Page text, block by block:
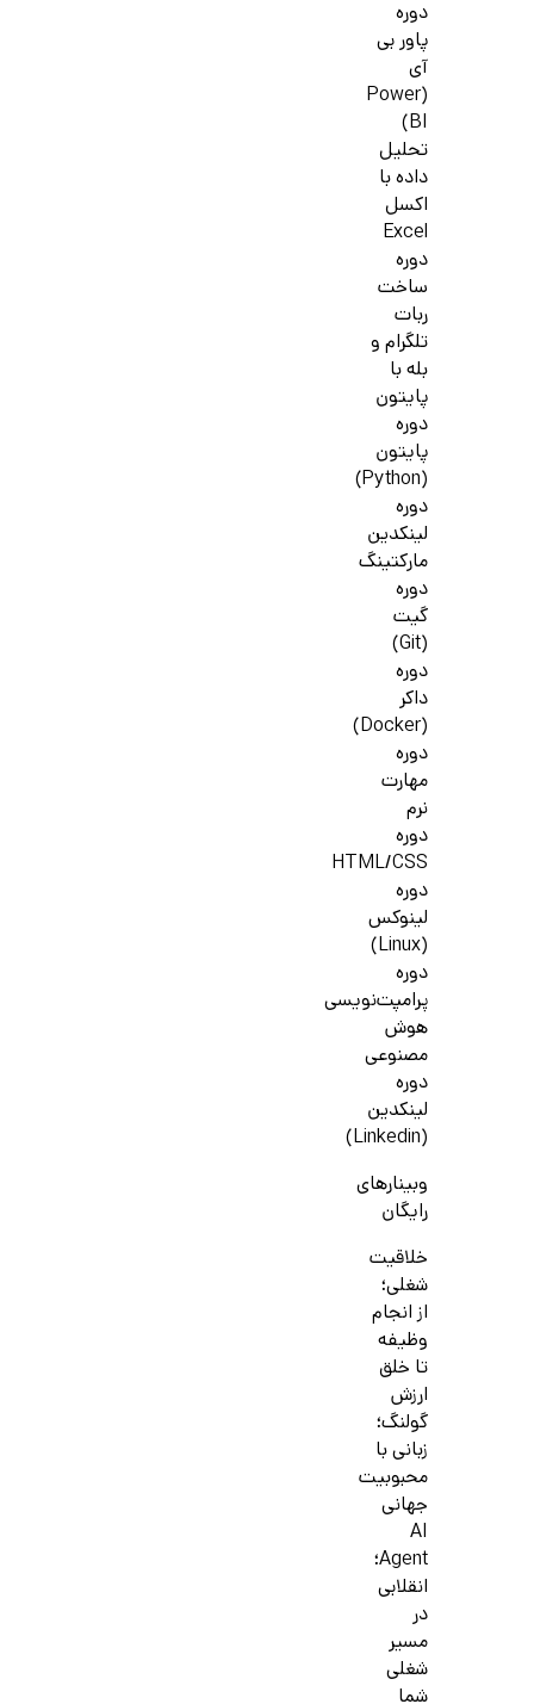
دوره
پاور بی
آی
(Power
BI)
تحلیل
داده با
اکسل
Excel
دوره
ساخت
ربات
تلگرام و
بله با
پایتون
دوره
پایتون
(Python)
دوره
لینکدین
مارکتینگ
دوره
گیت
(Git)
دوره
داکر
(Docker)
دوره
مهارت
نرم
دوره
HTML/CSS
دوره
لینوکس
(Linux)
دوره
پرامپت‌نویسی
هوش
مصنوعی
دوره
لینکدین
(Linkedin)
وبینارهای
رایگان
خلاقیت
شغلی؛
از انجام
وظیفه
تا خلق
ارزش
گولنگ؛
زبانی با
محبوبیت
جهانی
AI
Agent؛
انقلابی
در
مسیر
شغلی